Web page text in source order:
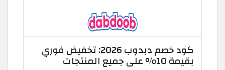
كود خصم دبدوب 2026: تخفيض فوري
بقيمة 10% على جميع المنتجات